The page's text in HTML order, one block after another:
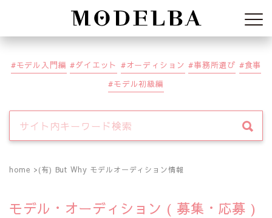
Modelba
モデル入門編 ダイエット オーディション 事務所選び
食事
モデル初級編
home (有) But Why モデルオーディション情報
モデル・オーディション ( 募集・応募 )